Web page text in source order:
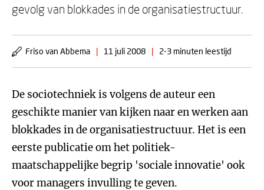
gevolg van blokkades in de organisatiestructuur.
Friso van Abbema | 11 juli 2008 | 2-3 minuten leestijd
De sociotechniek is volgens de auteur een
geschikte manier van kijken naar en werken aan
blokkades in de organisatiestructuur. Het is een
eerste publicatie om het politiek-
maatschappelijke begrip 'sociale innovatie' ook
voor managers invulling te geven.